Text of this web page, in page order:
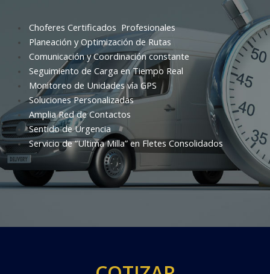
Choferes Certificados Profesionales
Planeación y Optimización de Rutas
Comunicación y Coordinación constante
Seguimiento de Carga en Tiempo Real
Monitoreo de Unidades vía GPS
Soluciones Personalizadas
Amplia Red de Contactos
Sentido de Urgencia
Servicio de “Ultima Milla” en Fletes Consolidados